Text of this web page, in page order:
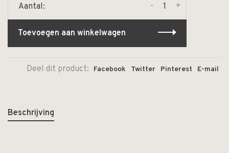
Aantal: +
-
Toevoegen aan winkelwagen
Deel dit product: Facebook Twitter Pinterest E-mail
Beschrijving